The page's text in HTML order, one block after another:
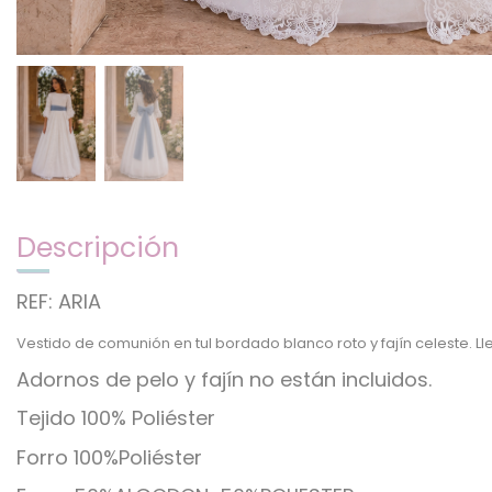
Descripción
REF: ARIA
Vestido de comunión en tul bordado blanco roto y fajín celeste.
Adornos de pelo y fajín no están incluidos.
Tejido 100% Poliéster
Forro 100%Poliéster